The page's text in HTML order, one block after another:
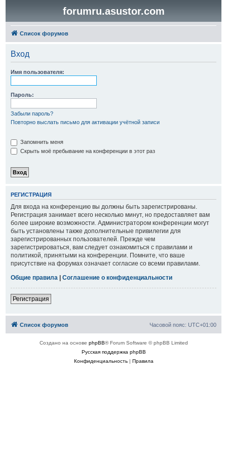
forumru.asustor.com
Список форумов
Вход
Имя пользователя:
Пароль:
Забыли пароль?
Повторно выслать письмо для активации учётной записи
Запомнить меня
Скрыть моё пребывание на конференции в этот раз
РЕГИСТРАЦИЯ
Для входа на конференцию вы должны быть зарегистрированы.
Регистрация занимает всего несколько минут, но предоставляет вам
более широкие возможности. Администратором конференции могут
быть установлены также дополнительные привилегии для
зарегистрированных пользователей. Прежде чем
зарегистрироваться, вам следует ознакомиться с правилами и
политикой, принятыми на конференции. Помните, что ваше
присутствие на форумах означает согласие со всеми правилами.
Общие правила | Соглашение о конфиденциальности
Регистрация
Список форумов Часовой пояс: UTC+01:00
Создано на основе phpBB® Forum Software © phpBB Limited
Русская поддержка phpBB
Конфиденциальность| Правила